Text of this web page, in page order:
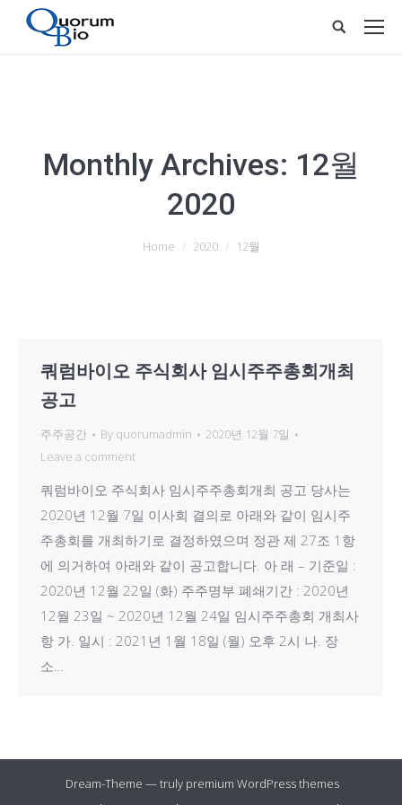
Monthly Archives: 12월
2020
Home 2020 12월
쿼럼바이오 주식회사 임시주주총회개최
공고
주주공간 By quorumadmin
2020년 12월 7일
Leave a comment
쿼럼바이오 주식회사 임시주주총회개최 공고 당사는
2020년 12월 7일 이사회 결의로 아래와 같이 임시주
주총회를 개최하기로 결정하였으며 정관 제 27조 1항
에 의거하여 아래와 같이 공고합니다. 아 래 – 기준일 :
2020년 12월 22일 (화) 주주명부 폐쇄기간 : 2020년
12월 23일 ~ 2020년 12월 24일 임시주주총회 개최사
항 가. 일시 : 2021년 1월 18일 (월) 오후 2시 나. 장
소…
Dream-Theme — truly premium WordPress themes